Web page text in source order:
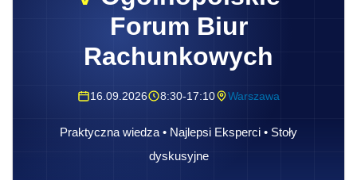
Forum Biur
Rachunkowych
16.09.2026 8:30-17:10 Warszawa
Praktyczna wiedza • Najlepsi Eksperci • Stoły
dyskusyjne